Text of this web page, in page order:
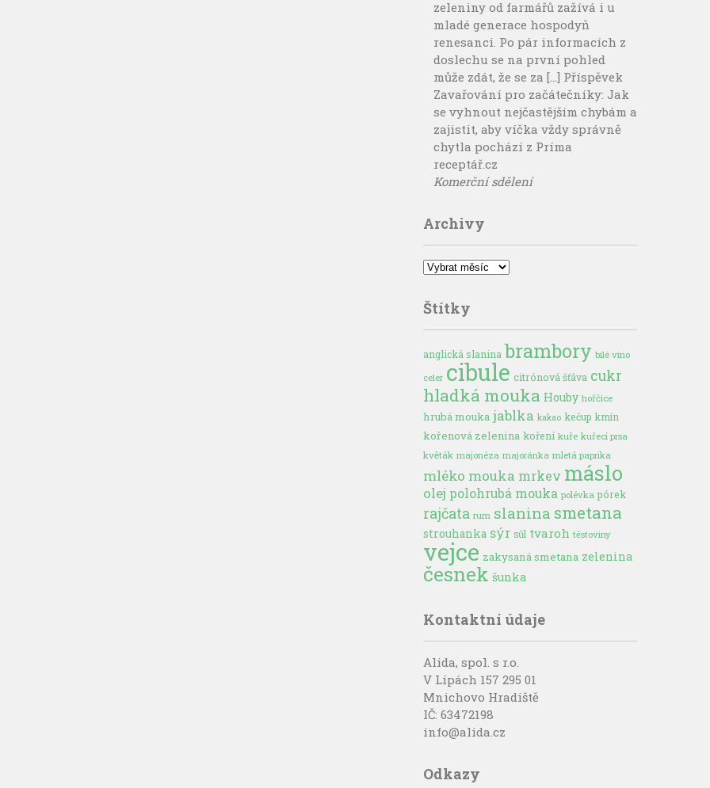
zeleniny od farmářů zažívá i u
mladé generace hospodyň
renesanci. Po pár informacích z
doslechu se na první pohled
může zdát, že se za […] Příspěvek
Zavařování pro začátečníky: Jak
se vyhnout nejčastějším chybám a
zajistit, aby víčka vždy správně
chytla pochází z Príma
receptář.cz
Komerční sdělení
Archivy
Archivy
Štítky
anglická slanina brambory bílé víno
celer cibule citrónová šťáva cukr
hladká mouka Houby hořčice
hrubá mouka jablka kakao kečup kmín
kořenová zelenina koření kuře kuřecí prsa
květák majonéza majoránka mletá paprika
mléko mouka mrkev máslo
olej polohrubá mouka polévka pórek
rajčata rum slanina smetana
strouhanka sýr sůl tvaroh těstoviny
vejce zakysaná smetana zelenina
česnek šunka
Kontaktní údaje
Alida, spol. s r.o.
V Lípách 157 295 01
Mnichovo Hradiště
IČ: 63472198
info@alida.cz
Odkazy